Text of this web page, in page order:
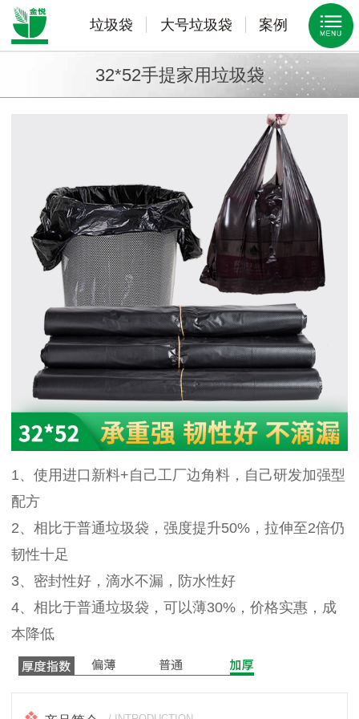
垃圾袋 大号垃圾袋 案例
32*52手提家用垃圾袋
1/1
1、使用进口新料+自己工厂边角料，自己研发加强型
配方
2、相比于普通垃圾袋，强度提升50%，拉伸至2倍仍
韧性十足
3、密封性好，滴水不漏，防水性好
4、相比于普通垃圾袋，可以薄30%，价格实惠，成
本降低